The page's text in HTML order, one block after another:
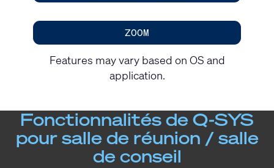
ZOOM
Features may vary based on OS and
application.
Fonctionnalités de Q-SYS
pour salle de réunion / salle
de conseil